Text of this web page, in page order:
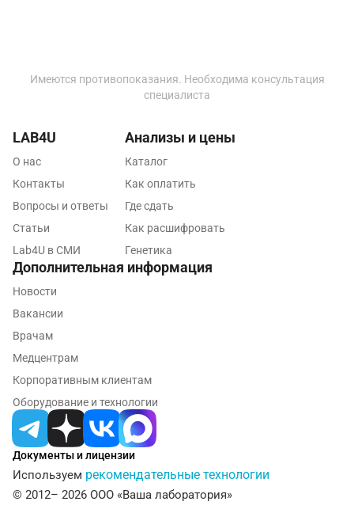
Кемерово
Коломна
Кострома
Красногорск
Краснодар
Курск
Липецк
Лобня
Люберцы
Имеются противопоказания. Необходима консультация
специалиста
Документы и лицензии
Используем рекомендательные технологии
© 2012– 2026 ООО «Ваша лаборатория»
LAB4U
О нас
Контакты
Вопросы и ответы
Статьи
Lab4U в СМИ
Анализы и цены
Каталог
Как оплатить
Где сдать
Как расшифровать
Генетика
Дополнительная информация
Новости
Вакансии
Врачам
Медцентрам
Корпоративным клиентам
Оборудование и технологии